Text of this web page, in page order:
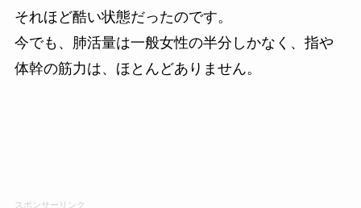
それほど酷い状態だったのです。
今でも、肺活量は一般女性の半分しかなく、指や
体幹の筋力は、ほとんどありません。
スポンサーリンク